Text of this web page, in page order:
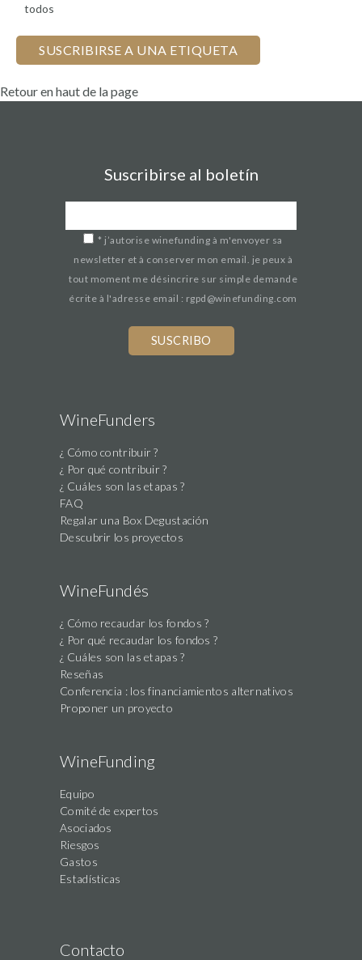
todos
SUSCRIBIRSE A UNA ETIQUETA
Retour en haut de la page
Suscribirse al boletín
* j’autorise winefunding à m'envoyer sa
newsletter et à conserver mon email. je peux à
tout moment me désincrire sur simple demande
écrite à l'adresse email : rgpd@winefunding.com
WineFunders
¿ Cómo contribuir ?
¿ Por qué contribuir ?
¿ Cuáles son las etapas ?
FAQ
Regalar una Box Degustación
Descubrir los proyectos
WineFundés
¿ Cómo recaudar los fondos ?
¿ Por qué recaudar los fondos ?
¿ Cuáles son las etapas ?
Reseñas
Conferencia : los financiamientos alternativos
Proponer un proyecto
WineFunding
Equipo
Comité de expertos
Asociados
Riesgos
Gastos
Estadísticas
Contacto